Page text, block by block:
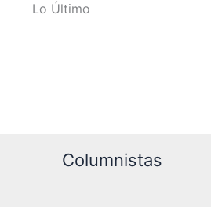
Lo Último
Columnistas